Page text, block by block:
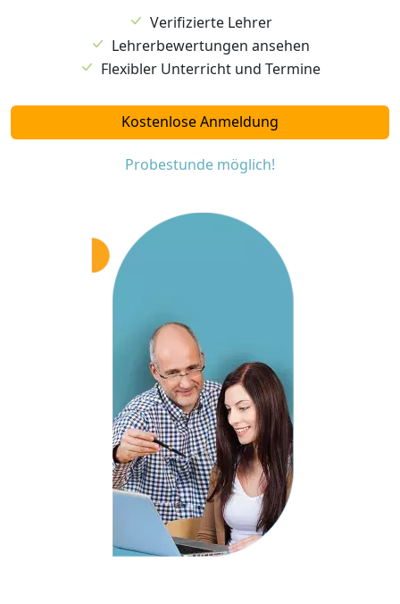
Verifizierte Lehrer
Lehrerbewertungen ansehen
Flexibler Unterricht und Termine
Kostenlose Anmeldung
Probestunde möglich!